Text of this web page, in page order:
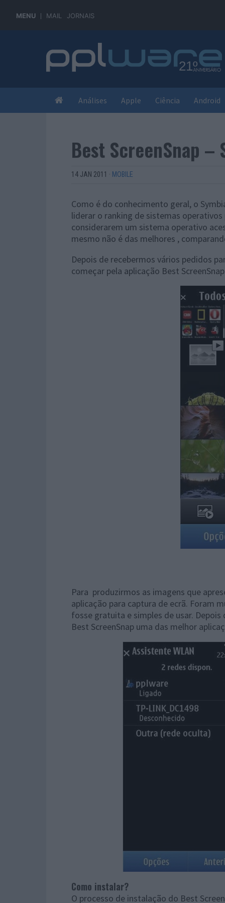
MENU MAIL JORNAIS
Análises Apple Ciência Android
Best ScreenSnap –
14 JAN 2011 · MOBILE
Como é do conhecimento geral, o
liderar o ranking de sistemas
considerarem um sistema operativo
mesmo não é das melhores ,
Depois de recebermos vários pedidos
começar pela aplicação Best
Para produzirmos as imagens que
aplicação para captura de ecrã. Foram
fosse gratuita e simples de usar.
Best ScreenSnap uma das melhor
Como instalar?
O processo de instalação do Best